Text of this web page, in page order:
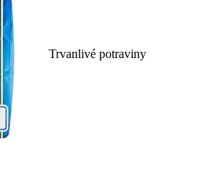
Trvanlivé potraviny